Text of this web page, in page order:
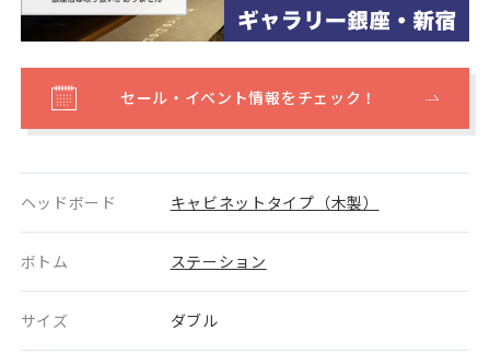
セール・イベント情報をチェック！
ヘッドボード キャビネットタイプ（木製）
ボトム ステーション
サイズ ダブル